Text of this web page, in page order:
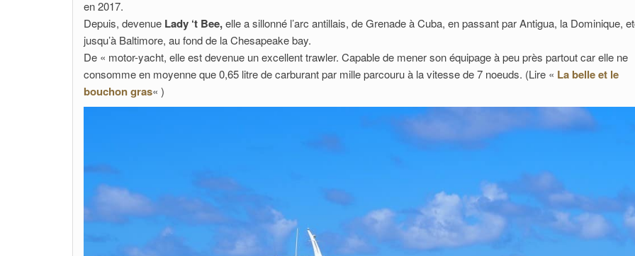
en 2017.
Depuis, devenue Lady ‘t Bee,ellea sillonné l’arc antillais, de Grenade à Cuba, en passant par Antigua, la Dominique,
jusqu’à Baltimore, au fond de la Chesapeake bay.
De « motor-yacht, elle est devenue un excellent trawler. Capable de mener son équipage à peu près partout car elle ne
consomme en moyenne que 0,65 litre de carburant par mille parcouru à la vitesse de 7 noeuds. (Lire « La belle et le
bouchon gras« )